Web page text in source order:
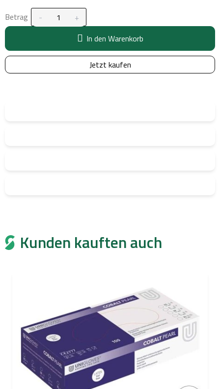
Betrag
In den Warenkorb
Jetzt kaufen
Kunden kauften auch